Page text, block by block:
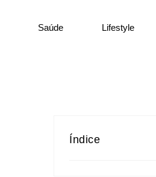
Saúde Lifestyle
Índice